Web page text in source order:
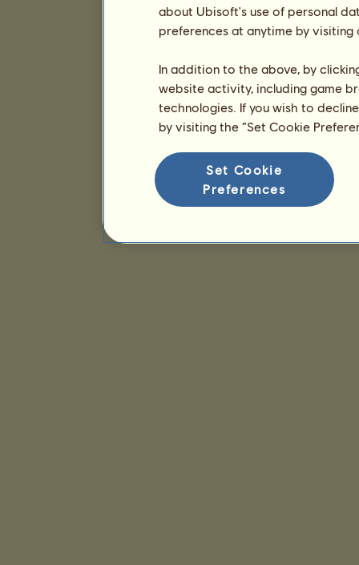
about Ubisoft's use of personal
preferences at anytime by
In addition to the above, by
website activity, including game
technologies. If you wish to
by visiting the “Set Cookie
Set Cookie
Preferences